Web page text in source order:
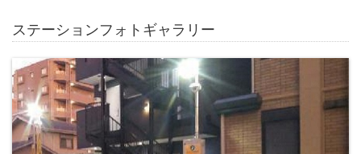
ステーションフォトギャラリー